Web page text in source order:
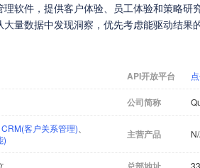
软件，提供客户体验、员工体验和策略研
量数据中发现洞察，优先考虑能驱动结果
API开放平台
公司简称
CRM(客户关系管理)
)
主营产品